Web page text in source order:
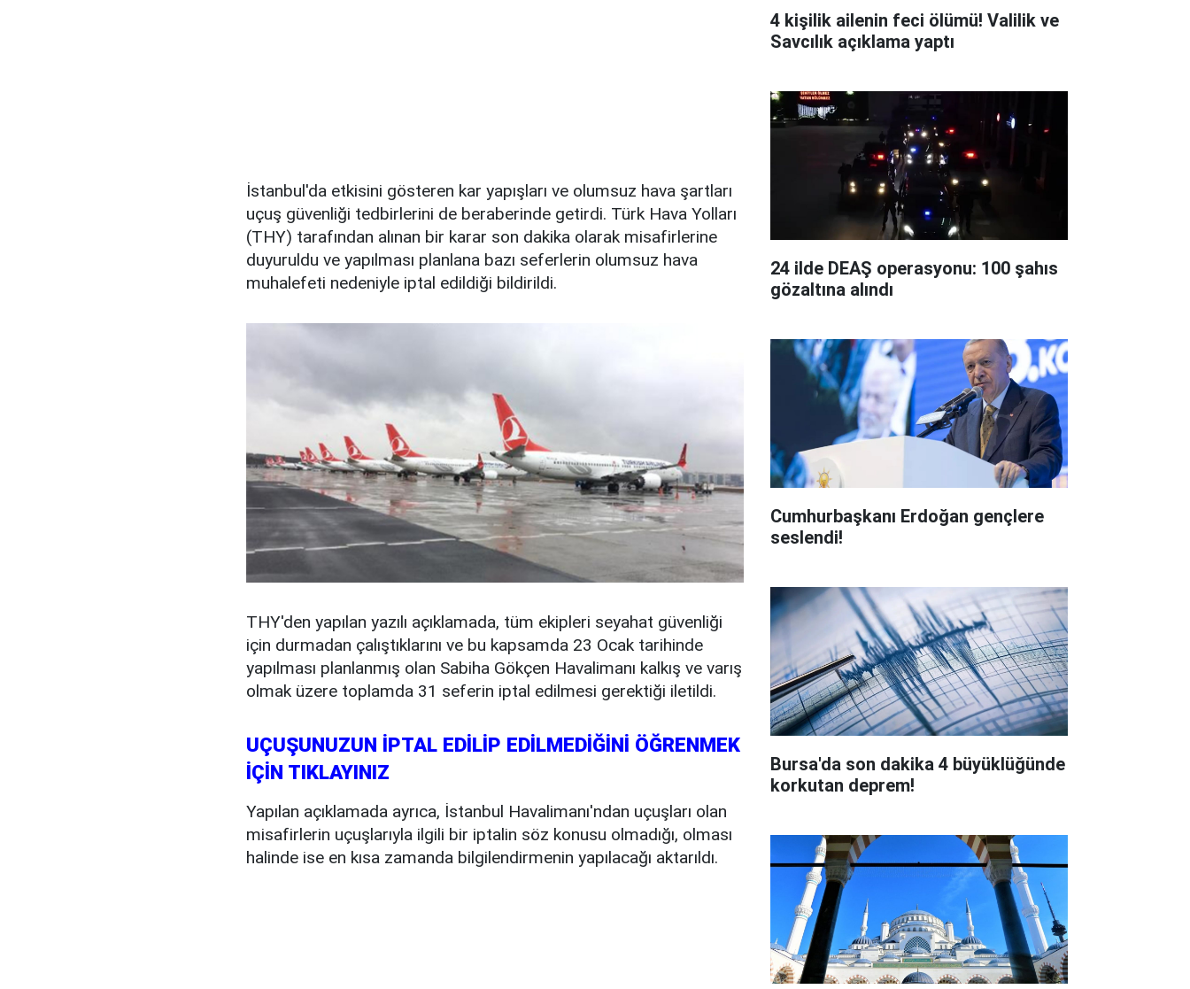
İstanbul'da etkisini gösteren kar yapışları ve olumsuz hava şartları
uçuş güvenliği tedbirlerini de beraberinde getirdi. Türk Hava Yolları
(THY) tarafından alınan bir karar son dakika olarak misafirlerine
duyuruldu ve yapılması planlana bazı seferlerin olumsuz hava
muhalefeti nedeniyle iptal edildiği bildirildi.
THY'den yapılan yazılı açıklamada, tüm ekipleri seyahat güvenliği
için durmadan çalıştıklarını ve bu kapsamda 23 Ocak tarihinde
yapılması planlanmış olan Sabiha Gökçen Havalimanı kalkış ve varış
olmak üzere toplamda 31 seferin iptal edilmesi gerektiği iletildi.
UÇUŞUNUZUN İPTAL EDİLİP EDİLMEDİĞİNİ ÖĞRENMEK
İÇİN TIKLAYINIZ
Yapılan açıklamada ayrıca, İstanbul Havalimanı'ndan uçuşları olan
misafirlerin uçuşlarıyla ilgili bir iptalin söz konusu olmadığı, olması
halinde ise en kısa zamanda bilgilendirmenin yapılacağı aktarıldı.
4 kişilik ailenin feci ölümü! Valilik ve
Savcılık açıklama yaptı
24 ilde DEAŞ operasyonu: 100 şahıs
gözaltına alındı
Cumhurbaşkanı Erdoğan gençlere
seslendi!
Bursa'da son dakika 4 büyüklüğünde
korkutan deprem!